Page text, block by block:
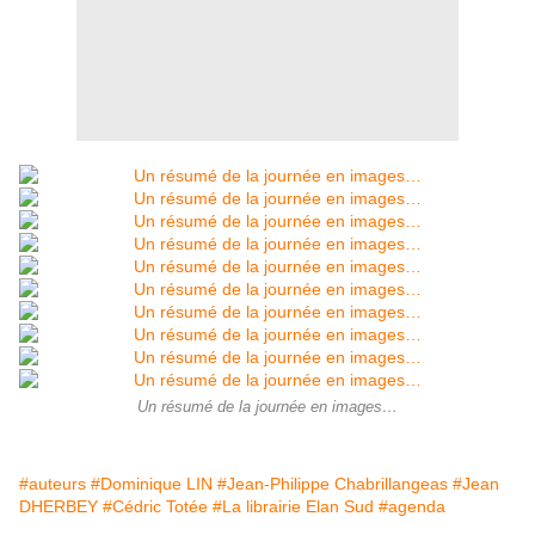
Un résumé de la journée en images…
#auteurs #Dominique LIN #Jean-Philippe Chabrillangeas #Jean
DHERBEY #Cédric Totée #La librairie Elan Sud #agenda